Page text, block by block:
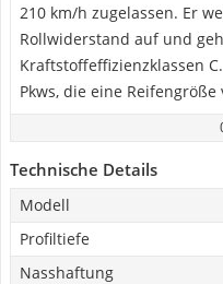
210 km/h zugelassen. Er
Rollwiderstand auf und
Kraftstoffeffizienzklassen
Pkws, die eine
Technische Details
Modell
Profiltiefe
Nasshaftung